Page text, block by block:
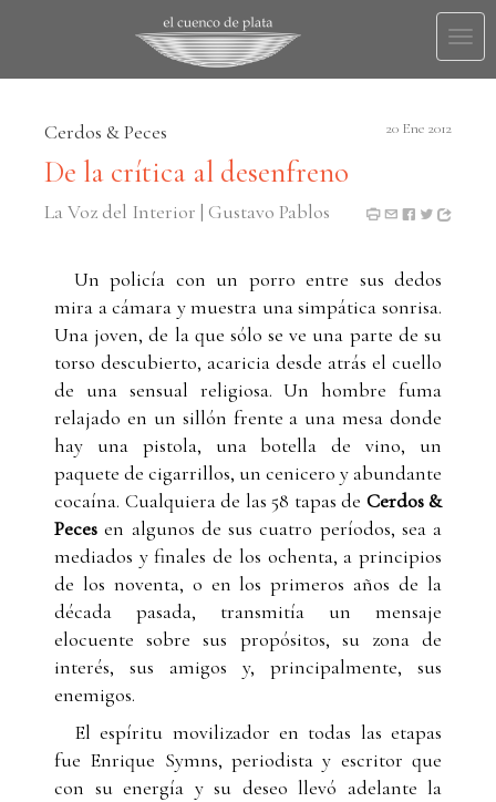
Cerdos & Peces 20 Ene 2012
De la crítica al desenfreno
La Voz del Interior | Gustavo Pablos
Un policía con un porro entre sus dedos
mira a cámara y muestra una simpática sonrisa.
Una joven, de la que sólo se ve una parte de su
torso descubierto, acaricia desde atrás el cuello
de una sensual religiosa. Un hombre fuma
relajado en un sillón frente a una mesa donde
hay una pistola, una botella de vino, un
paquete de cigarrillos, un cenicero y abundante
cocaína. Cualquiera de las 58 tapas de Cerdos &
Peces en algunos de sus cuatro períodos, sea a
mediados y finales de los ochenta, a principios
de los noventa, o en los primeros años de la
década pasada, transmitía un mensaje
elocuente sobre sus propósitos, su zona de
interés, sus amigos y, principalmente, sus
enemigos.
El espíritu movilizador en todas las etapas
fue Enrique Symns, periodista y escritor que
con su energía y su deseo llevó adelante la